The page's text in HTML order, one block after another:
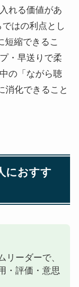
れる価値があ
はの利点とし
短縮できるこ
・早送りで柔
の「ながら聴
消化できること
におすす
リーダーで、
・評価・意思